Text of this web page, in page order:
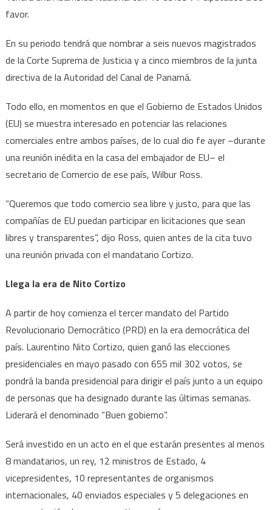
favor.
En su periodo tendrá que nombrar a seis nuevos magistrados
de la Corte Suprema de Justicia y a cinco miembros de la junta
directiva de la Autoridad del Canal de Panamá.
Todo ello, en momentos en que el Gobierno de Estados Unidos
(EU) se muestra interesado en potenciar las relaciones
comerciales entre ambos países, de lo cual dio fe ayer –durante
una reunión inédita en la casa del embajador de EU– el
secretario de Comercio de ese país, Wilbur Ross.
“Queremos que todo comercio sea libre y justo, para que las
compañías de EU puedan participar en licitaciones que sean
libres y transparentes”, dijo Ross, quien antes de la cita tuvo
una reunión privada con el mandatario Cortizo.
Llega la era de Nito Cortizo
A partir de hoy comienza el tercer mandato del Partido
Revolucionario Democrático (PRD) en la era democrática del
país. Laurentino Nito Cortizo, quien ganó las elecciones
presidenciales en mayo pasado con 655 mil 302 votos, se
pondrá la banda presidencial para dirigir el país junto a un equipo
de personas que ha designado durante las últimas semanas.
Liderará el denominado “Buen gobierno”.
Será investido en un acto en el que estarán presentes al menos
8 mandatarios, un rey, 12 ministros de Estado, 4
vicepresidentes, 10 representantes de organismos
internacionales, 40 enviados especiales y 5 delegaciones en